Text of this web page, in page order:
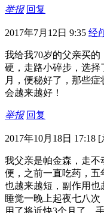
举报 回复
2017年7月12日 9:35 经
我给我70岁的父亲买
硬，走路小碎步，选择
月，便秘好了，那些
会越来越好！
举报 回复
2017年10月18日 17:18 [
我父亲是帕金森，走
便，之前一直吃药，五
也越来越短，副作用也
睡觉一晚上起夜七八
用了将近快3个月了，